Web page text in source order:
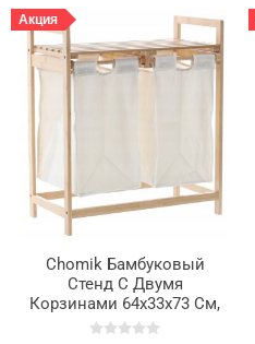
Акция
Chomik Бамбуковый
Стенд С Двумя
Корзинами 64x33x73 См,
PHO6998